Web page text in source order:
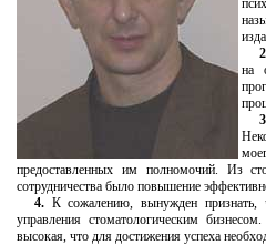
на
предоставленных им полномочий. Из
сотрудничества было повышение
4. К сожалению, вынужден признать,
управления стоматологическим
высокая, что для достижения успеха